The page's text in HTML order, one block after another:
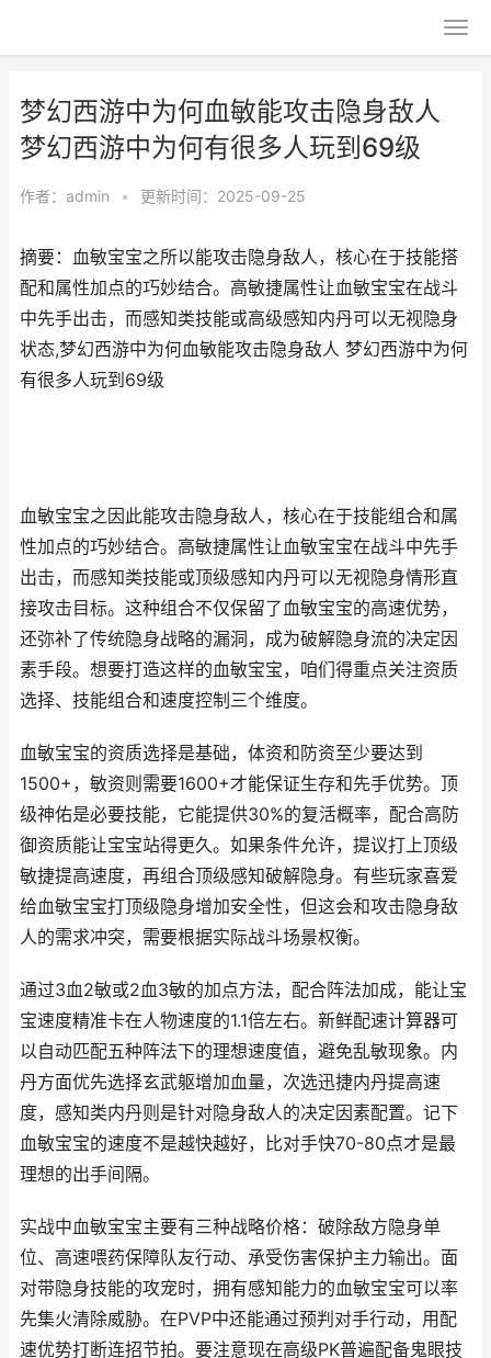
梦幻西游中为何血敏能攻击隐身敌人
梦幻西游中为何有很多人玩到69级
作者： admin • 更新时间：2025-09-25
摘要：血敏宝宝之所以能攻击隐身敌人，核心在于技能搭
配和属性加点的巧妙结合。高敏捷属性让血敏宝宝在战斗
中先手出击，而感知类技能或高级感知内丹可以无视隐身
状态,梦幻西游中为何血敏能攻击隐身敌人 梦幻西游中为何
有很多人玩到69级
血敏宝宝之因此能攻击隐身敌人，核心在于技能组合和属
性加点的巧妙结合。高敏捷属性让血敏宝宝在战斗中先手
出击，而感知类技能或顶级感知内丹可以无视隐身情形直
接攻击目标。这种组合不仅保留了血敏宝宝的高速优势，
还弥补了传统隐身战略的漏洞，成为破解隐身流的决定因
素手段。想要打造这样的血敏宝宝，咱们得重点关注资质
选择、技能组合和速度控制三个维度。
血敏宝宝的资质选择是基础，体资和防资至少要达到
1500+，敏资则需要1600+才能保证生存和先手优势。顶
级神佑是必要技能，它能提供30%的复活概率，配合高防
御资质能让宝宝站得更久。如果条件允许，提议打上顶级
敏捷提高速度，再组合顶级感知破解隐身。有些玩家喜爱
给血敏宝宝打顶级隐身增加安全性，但这会和攻击隐身敌
人的需求冲突，需要根据实际战斗场景权衡。
通过3血2敏或2血3敏的加点方法，配合阵法加成，能让宝
宝速度精准卡在人物速度的1.1倍左右。新鲜配速计算器可
以自动匹配五种阵法下的理想速度值，避免乱敏现象。内
丹方面优先选择玄武躯增加血量，次选迅捷内丹提高速
度，感知类内丹则是针对隐身敌人的决定因素配置。记下
血敏宝宝的速度不是越快越好，比对手快70-80点才是最
理想的出手间隔。
实战中血敏宝宝主要有三种战略价格：破除敌方隐身单
位、高速喂药保障队友行动、承受伤害保护主力输出。面
对带隐身技能的攻宠时，拥有感知能力的血敏宝宝可以率
先集火清除威胁。在PVP中还能通过预判对手行动，用配
速优势打断连招节拍。要注意现在高级PK普遍配备鬼眼技